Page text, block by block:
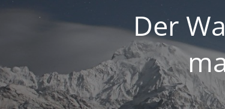
Der